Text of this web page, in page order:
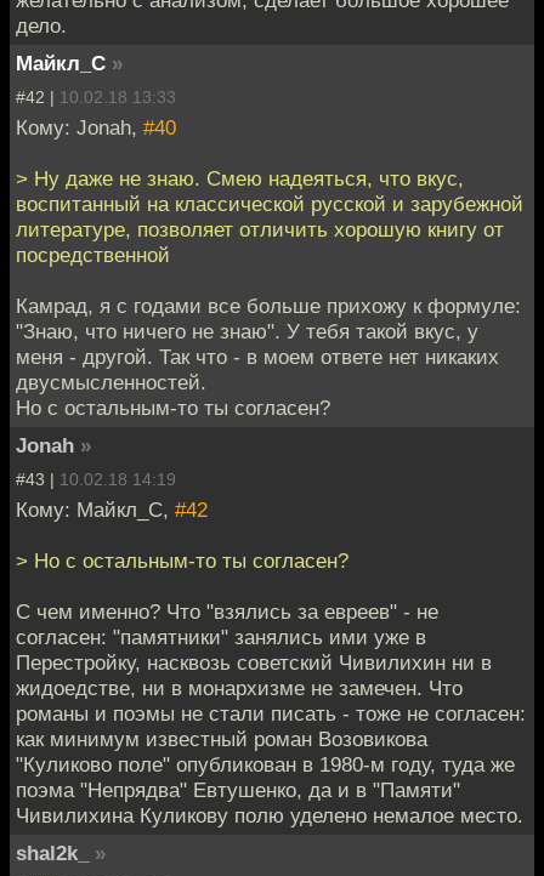
дело.
Майкл_С »
#42 | 10.02.18 13:33
Кому: Jonah, #40
> Ну даже не знаю. Смею надеяться, что вкус,
воспитанный на классической русской и зарубежной
литературе, позволяет отличить хорошую книгу от
посредственной
Камрад, я с годами все больше прихожу к формуле:
"Знаю, что ничего не знаю". У тебя такой вкус, у
меня - другой. Так что - в моем ответе нет никаких
двусмысленностей.
Но с остальным-то ты согласен?
Jonah »
#43 | 10.02.18 14:19
Кому: Майкл_С, #42
> Но с остальным-то ты согласен?
С чем именно? Что "взялись за евреев" - не
согласен: "памятники" занялись ими уже в
Перестройку, насквозь советский Чивилихин ни в
жидоедстве, ни в монархизме не замечен. Что
романы и поэмы не стали писать - тоже не согласен:
как минимум известный роман Возовикова
"Куликово поле" опубликован в 1980-м году, туда же
поэма "Непрядва" Евтушенко, да и в "Памяти"
Чивилихина Куликову полю уделено немалое место.
shal2k_
»